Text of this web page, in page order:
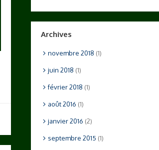
Archives
novembre 2018 (1)
juin 2018 (1)
février 2018 (1)
août 2016 (1)
janvier 2016 (2)
septembre 2015 (1)